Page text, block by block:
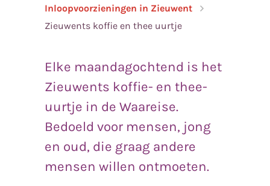
Inloopvoorzieningen in Zieuwent
Zieuwents koffie en thee uurtje
Elke maandagochtend is het
Zieuwents koffie- en thee-
uurtje in de Waareise.
Bedoeld voor mensen, jong
en oud, die graag andere
mensen willen ontmoeten.